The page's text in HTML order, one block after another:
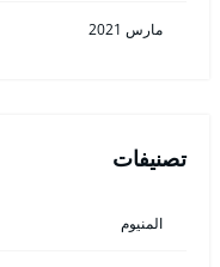
مارس 2021
تصنيفات
المنيوم